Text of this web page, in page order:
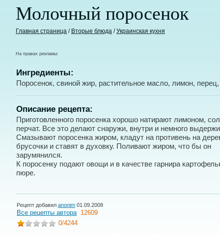
Молочный поросенок
Главная страница / Вторые блюда /Украинская кухня
На правах рекламы:
Ингредиенты:
Поросенок, свиной жир, растительное масло, лимон,
Описание рецепта:
Приготовленного поросенка хорошо натирают лимоном,
перчат. Все это делают снаружи, внутри и немного
Смазывают поросенка жиром, кладут на противень на
брусочки и ставят в духовку. Поливают жиром, что бы он
зарумянился.
К поросенку подают овощи и в качестве гарнира
пюре.
Рецепт добавил anonim 01.09.2008
Все рецепты автора 12609
0/4244